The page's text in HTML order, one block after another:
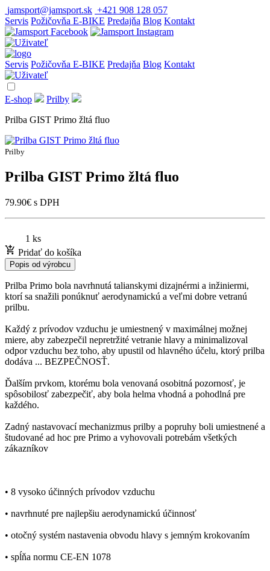
jamsport@jamsport.sk +421 908 128 057
Servis Požičovňa E-BIKE Predajňa Blog Kontakt
Servis Požičovňa E-BIKE Predajňa Blog Kontakt
E-shop
Prilby
Prilba GIST Primo žltá fluo
Prilby
Prilba GIST Primo žltá fluo
79.90€ s DPH
1 ks
Pridať do košíka
Popis od výrobcu
Prilba Primo bola navrhnutá talianskymi dizajnérmi a inžiniermi,
ktorí sa snažili ponúknuť aerodynamickú a veľmi dobre vetranú
prilbu.
Každý z prívodov vzduchu je umiestnený v maximálnej možnej
miere, aby zabezpečil nepretržité vetranie hlavy a minimalizoval
odpor vzduchu bez toho, aby upustil od hlavného účelu, ktorý prilba
dodáva ... BEZPEČNOSŤ.
Ďalším prvkom, ktorému bola venovaná osobitná pozornosť, je
spôsobilosť zabezpečiť, aby bola helma vhodná a pohodlná pre
každého.
Zadný nastavovací mechanizmus prilby a popruhy boli umiestnené a
študované ad hoc pre Primo a vyhovovali potrebám všetkých
zákazníkov
• 8 vysoko účinných prívodov vzduchu
• navrhnuté pre najlepšiu aerodynamickú účinnosť
• otočný systém nastavenia obvodu hlavy s jemným krokovaním
• spĺňa normu CE-EN 1078